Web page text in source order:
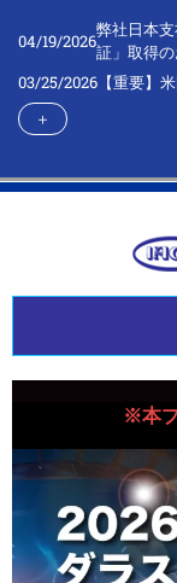
04/19/2026
弊社日本
証」取得
03/25/2026 【重要】
＋
※本